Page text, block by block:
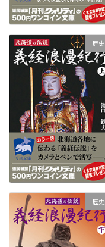
歴史
歴史